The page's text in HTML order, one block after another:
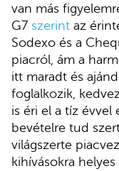
van más
G7 szerint az
Sodexo és a
piacról, ám a
itt maradt és
foglalkozik,
is éri el a tíz
bevételre tud
világszerte
kihívásokra